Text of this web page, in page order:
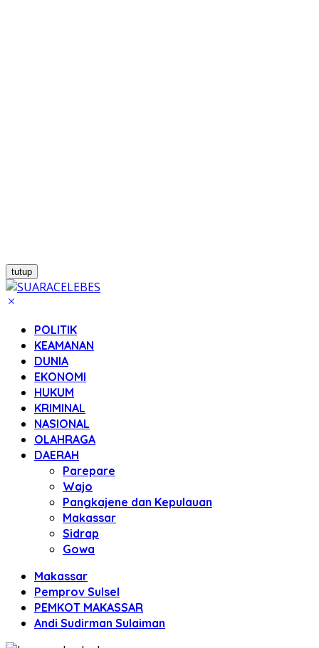
tutup
POLITIK
KEAMANAN
DUNIA
EKONOMI
HUKUM
KRIMINAL
NASIONAL
OLAHRAGA
DAERAH
Parepare
Wajo
Pangkajene dan Kepulauan
Makassar
Sidrap
Gowa
Makassar
Pemprov Sulsel
PEMKOT MAKASSAR
Andi Sudirman Sulaiman